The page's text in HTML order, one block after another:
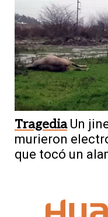
Tragedia Un
murieron
que tocó un